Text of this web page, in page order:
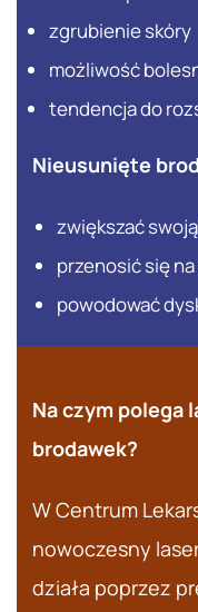
zgrubienie skóry
możliwość
tendencja do
Nieusunięte
zwiększać
przenosić się
powodować
Na czym polega
brodawek?
W Centrum
nowoczesny
działa poprzez